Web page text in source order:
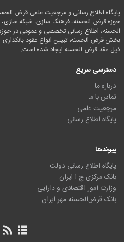
پایگاه اطلاع رسانی و مرجعیت علمی قرض
حوزه قرض الحسنه، فرهنگ سازی، شبکه
الحسنه، اطلاع رسانی تخصصی و عمومی در
بخش قرض الحسنه، تبیین انواع عقود
ذیل عقد قرض الحسنه ایجاد شده است.
دسترسی سریع
درباره ما
تماس با ما
مرجعیت علمی
پایگاه اطلاع رسانی
پیوندها
پایگاه اطلاع رسانی دولت
بانک مرکزی ج.ا.ایران
وزارت امور اقتصادی و دارایی
بانک قرض‌الحسنه مهر ایران